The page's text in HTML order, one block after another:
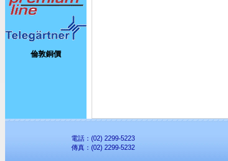
倫敦銅價
電話：(02) 2299-5223
傳真：(02) 2299-5232